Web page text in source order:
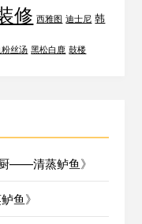
修 西雅图 迪士尼 韩
丝汤 黑松白鹿 鼓楼
——清蒸鲈鱼》
鱼》